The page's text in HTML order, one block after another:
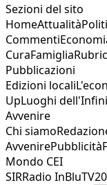
Sezioni del sito
HomeAttualità
Commenti
CuraFamiglia
Pubblicazioni
Edizioni locali
UpLuoghi
Avvenire
Chi siamo
AvvenirePubblicità
Mondo CEI
SIRRadio InBlu